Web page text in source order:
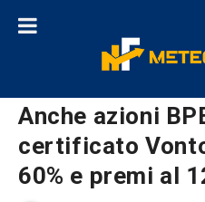
Anche azioni
certificato
60% e premi al